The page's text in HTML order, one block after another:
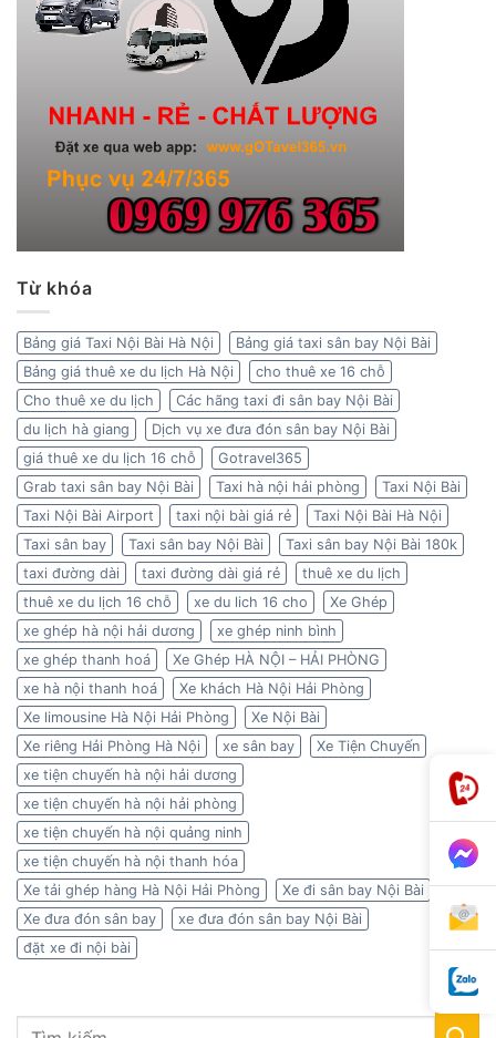
Từ khóa
Bảng giá Taxi Nội Bài Hà Nội
Bảng giá taxi sân bay Nội Bài
Bảng giá thuê xe du lịch Hà Nội
cho thuê xe 16 chỗ
Cho thuê xe du lịch
Các hãng taxi đi sân bay Nội Bài
du lịch hà giang
Dịch vụ xe đưa đón sân bay Nội Bài
giá thuê xe du lịch 16 chỗ
Gotravel365
Grab taxi sân bay Nội Bài
Taxi hà nội hải phòng
Taxi Nội Bài
Taxi Nội Bài Airport
taxi nội bài giá rẻ
Taxi Nội Bài Hà Nội
Taxi sân bay
Taxi sân bay Nội Bài
Taxi sân bay Nội Bài 180k
taxi đường dài
taxi đường dài giá rẻ
thuê xe du lịch
thuê xe du lịch 16 chỗ
xe du lich 16 cho
Xe Ghép
xe ghép hà nội hải dương
xe ghép ninh bình
xe ghép thanh hoá
Xe Ghép HÀ NỘI – HẢI PHÒNG
xe hà nội thanh hoá
Xe khách Hà Nội Hải Phòng
Xe limousine Hà Nội Hải Phòng
Xe Nội Bài
Xe riêng Hải Phòng Hà Nội
xe sân bay
Xe Tiện Chuyến
xe tiện chuyến hà nội hải dương
xe tiện chuyến hà nội hải phòng
xe tiện chuyến hà nội quảng ninh
xe tiện chuyến hà nội thanh hóa
Xe tải ghép hàng Hà Nội Hải Phòng
Xe đi sân bay Nội Bài
Xe đưa đón sân bay
xe đưa đón sân bay Nội Bài
đặt xe đi nội bài